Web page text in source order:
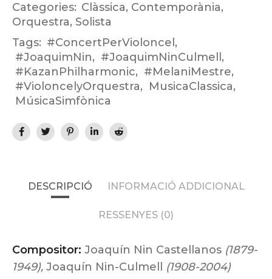
Categories: Clàssica, Contemporània,
Orquestra, Solista
Tags: #ConcertPerVioloncel ,
#JoaquimNin, #JoaquimNinCulmell ,
#KazanPhilharmonic, #MelaniMestre,
#VioloncelyOrquestra, MusicaClassica,
MúsicaSimfònica
DESCRIPCIÓ INFORMACIÓ ADDICIONAL
RESSENYES (0)
Compositor: Joaquín Nin Castellanos (1879-
1949), Joaquín Nin-Culmell (1908-2004)